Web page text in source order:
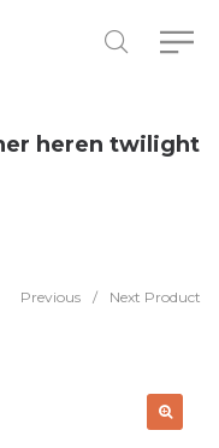
heren twilight
Previous / Next Product